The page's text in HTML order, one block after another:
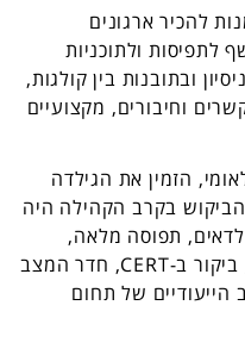
להכיר ארגונים
לתפיסות ולתוכניות
ובתובנות בין קולגות,
וחיבורים, מקצועיים
הזמין את הגילדה
בקרב הקהילה היה
תפוסה מלאה,
ובמהלכו זכינו להרצאות מרתקות, ביקור ב-CERT, חדר המצב
של תחום